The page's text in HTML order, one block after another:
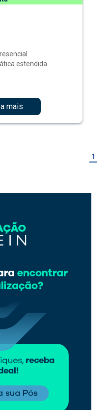
estendida
mais
1